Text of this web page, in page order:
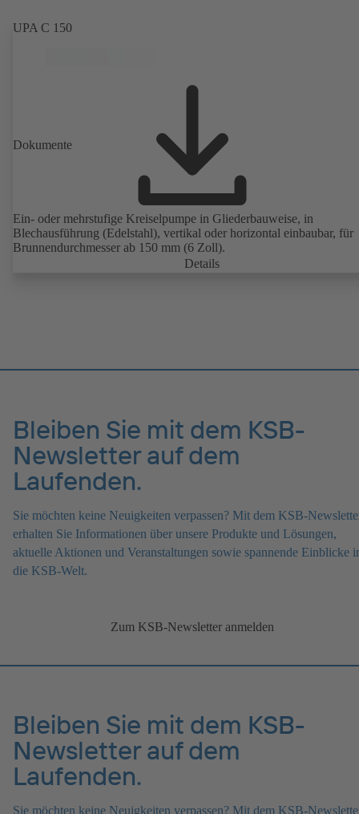
UPA C 150
Dokumente
Ein- oder mehrstufige Kreiselpumpe in Gliederbauweise, in
Blechausführung (Edelstahl), vertikal oder horizontal einbaubar, für
Brunnendurchmesser ab 150 mm (6 Zoll).
Details
Bleiben Sie mit dem KSB-
Newsletter auf dem
Laufenden.
Sie möchten keine Neuigkeiten verpassen? Mit dem KSB-
erhalten Sie Informationen über unsere Produkte und Lösungen,
aktuelle Aktionen und Veranstaltungen sowie spannende Einblicke
die KSB-Welt.
Zum KSB-Newsletter anmelden
Bleiben Sie mit dem KSB-
Newsletter auf dem
Laufenden.
Sie möchten keine Neuigkeiten verpassen? Mit dem KSB-